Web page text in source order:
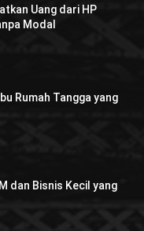
Uang dari HP
Modal
Rumah Tangga yang
dan Bisnis Kecil yang